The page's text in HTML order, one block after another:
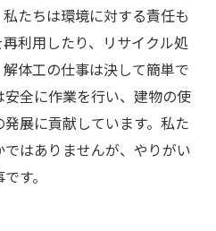
たちは環境に対する責任も
利用したり、リサイクル処
体工の仕事は決して簡単で
全に作業を行い、建物の使
展に貢献しています。私た
はありませんが、やりがい
す。